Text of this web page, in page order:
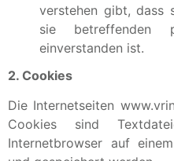
verstehen gibt, dass
sie betreffenden
einverstanden ist.
2. Cookies
Die Internetseiten
Cookies sind
Internetbrowser auf